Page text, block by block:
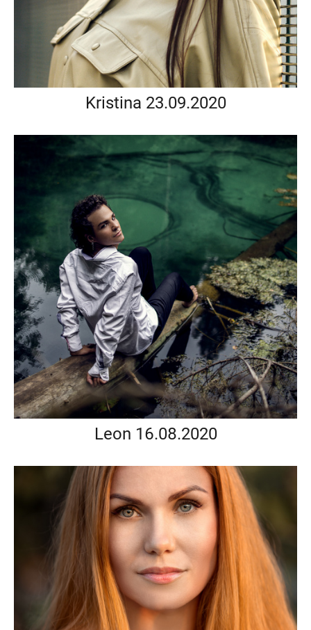
Kristina 23.09.2020
Leon 16.08.2020